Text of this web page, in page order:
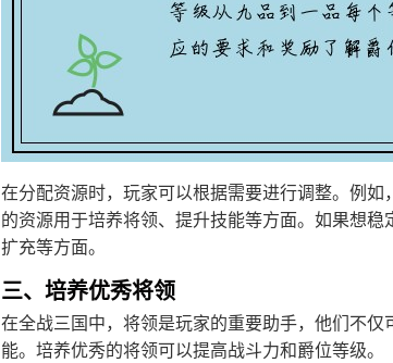
在分配资源时，玩家可以根据需要进行调整。例
的资源用于培养将领、提升技能等方面。如果想
扩充等方面。
三、培养优秀将领
在全战三国中，将领是玩家的重要助手，他们不
能。培养优秀的将领可以提高战斗力和爵位等级。